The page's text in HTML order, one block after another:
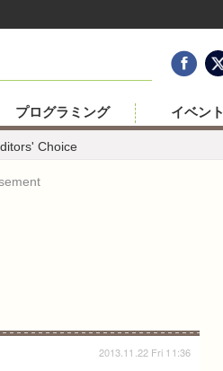
Choice
プログラミング イベント
2013.11.22 Fri 11:36